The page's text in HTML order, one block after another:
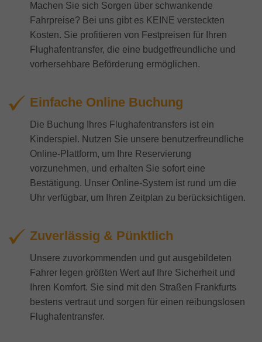
Machen Sie sich Sorgen über schwankende
Fahrpreise? Bei uns gibt es KEINE versteckten
Kosten. Sie profitieren von Festpreisen für Ihren
Flughafentransfer, die eine budgetfreundliche und
vorhersehbare Beförderung ermöglichen.
Einfache Online Buchung
Die Buchung Ihres Flughafentransfers ist ein
Kinderspiel. Nutzen Sie unsere benutzerfreundliche
Online-Plattform, um Ihre Reservierung
vorzunehmen, und erhalten Sie sofort eine
Bestätigung. Unser Online-System ist rund um die
Uhr verfügbar, um Ihren Zeitplan zu berücksichtigen.
Zuverlässig & Pünktlich
Unsere zuvorkommenden und gut ausgebildeten
Fahrer legen größten Wert auf Ihre Sicherheit und
Ihren Komfort. Sie sind mit den Straßen Frankfurts
bestens vertraut und sorgen für einen reibungslosen
Flughafentransfer.